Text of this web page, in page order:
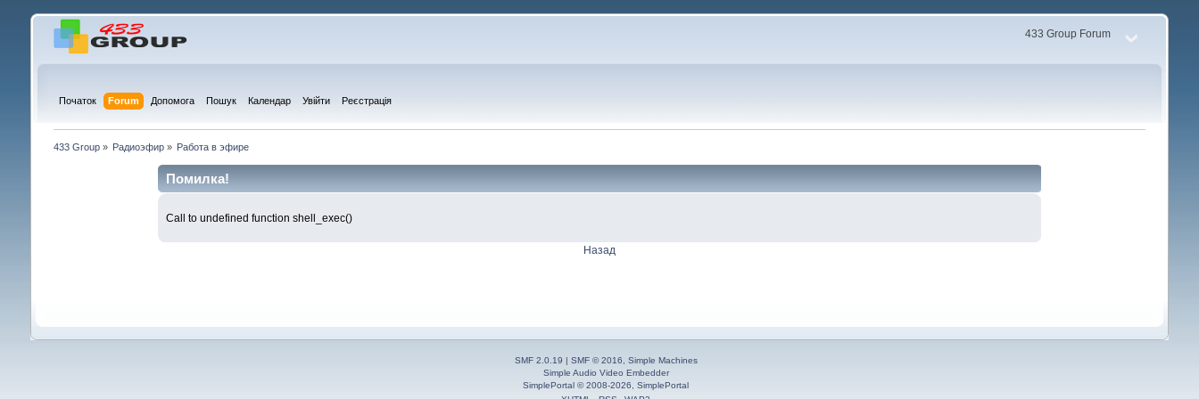
433 Group Forum
Початок Forum Допомога Пошук Календар Увійти Реєстрація
433 Group» Радиоэфир » Работа в эфире
Помилка!
Call to undefined function shell_exec()
Назад
SMF 2.0.19 SMF © 2016, Simple Machines
Simple Audio Video Embedder
SimplePortal © 2008-2026, SimplePortal